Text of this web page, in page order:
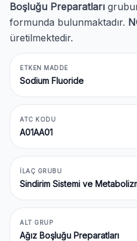
Boşluğu Preparatları
formunda bulunmaktadır.
üretilmektedir.
ETKEN MADDE
Sodium Fluoride
ATC KODU
A01AA01
İLAÇ GRUBU
Sindirim Sistemi ve
ALT GRUP
Ağız Boşluğu Preparatları